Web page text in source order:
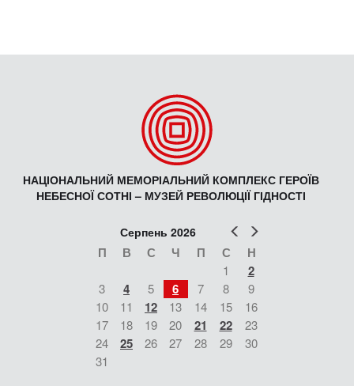
НАЦІОНАЛЬНИЙ МЕМОРІАЛЬНИЙ КОМПЛЕКС ГЕРОЇВ
НЕБЕСНОЇ СОТНІ – МУЗЕЙ РЕВОЛЮЦІЇ ГІДНОСТІ
Попер
Серпень 2026
П В С Ч П С Н
1 2
3 4 5 6 7 8
9
10
11 12 13 14 15
16
17
18 19 20 21 22
23
24
25 26 27 28 29
30
31